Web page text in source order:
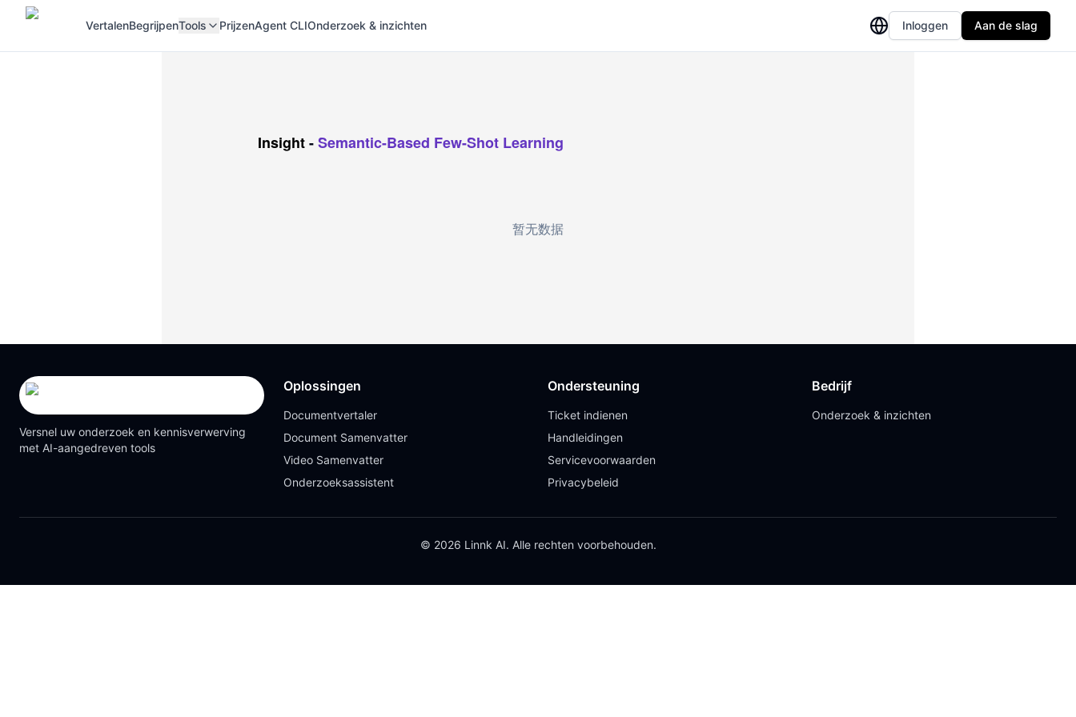
VertalenBegrijpenTools PrijzenAgent CLIOnderzoek & inzichten Inloggen Aan de slag
Insight-Semantic-Based Few-Shot Learning
暂无数据
Versnel uw onderzoek en kennisverwerving
met AI-aangedreven tools
Oplossingen
Documentvertaler
Document Samenvatter
Video Samenvatter
Onderzoeksassistent
Ondersteuning
Ticket indienen
Handleidingen
Servicevoorwaarden
Privacybeleid
Bedrijf
Onderzoek & inzichten
© 2026 Linnk AI. Alle rechten voorbehouden.